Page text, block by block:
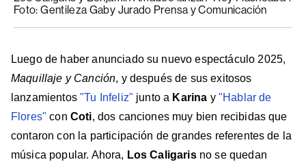
Foto: Gentileza Gaby Jurado Prensa y Comunicación
Luego de haber anunciado su nuevo espectáculo 2025,
Maquillaje y Canción, y después de sus exitosos
lanzamientos"Tu Infeliz" junto a Karina y "Hablar de
Flores" con Coti, dos canciones muy bien recibidas que
contaron con la participación de grandes referentes de la
música popular. Ahora, Los Caligaris no se quedan